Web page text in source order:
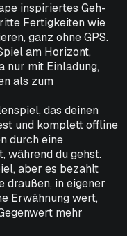
inspiriertes Geh-
Fertigkeiten wie
ganz ohne GPS.
am Horizont,
nur mit Einladung,
als zum
das deinen
und komplett offline
durch eine
während du gehst.
aber es bezahlt
draußen, in eigener
Erwähnung wert,
mehr